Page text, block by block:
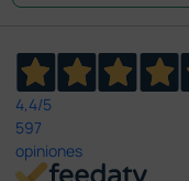
4,4/5
597
opiniones